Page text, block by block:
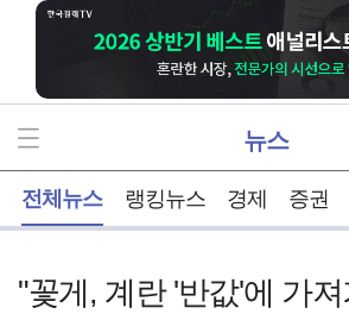
뉴스
전체뉴스 랭킹뉴스 경제 증권
"꽃게, 계란 '반값'에 가